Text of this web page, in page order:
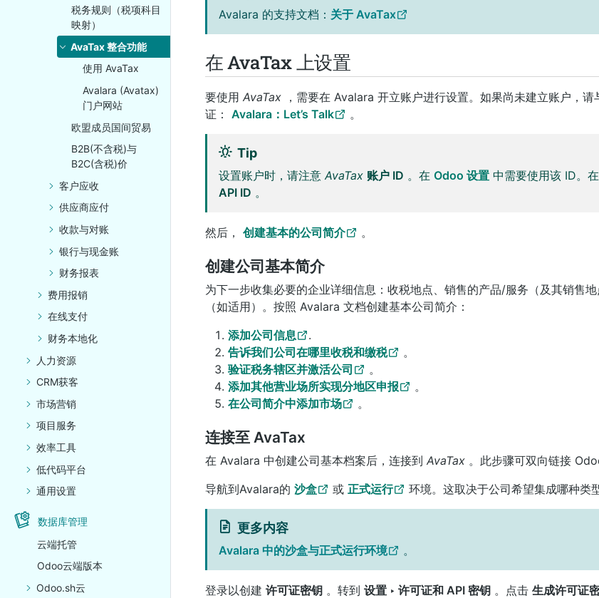
税务规则（税项科目
映射）
AvaTax 整合功能
使用 AvaTax
Avalara (Avatax)
门户网站
欧盟成员国间贸易
B2B(不含税)与
B2C(含税)价
客户应收
供应商应付
收款与对账
银行与现金账
财务报表
费用报销
在线支付
财务本地化
人力资源
CRM获客
市场营销
项目服务
效率工具
低代码平台
通用设置
数据库管理
云端托管
Odoo云端版本
Odoo.sh云
Avalara 的支持文档： 关于 AvaTax
在 AvaTax 上设置
要使用 AvaTax ，需要在 Avalara 开立账户进行设置。如果尚未建立账户，
证： Avalara：Let’s Talk 。
Tip
设置账户时，请注意 AvaTax 账户 ID 。在 Odoo 设置 中需要使用该 ID。
API ID 。
然后， 创建基本的公司简介 。
创建公司基本简介
为下一步收集必要的企业详细信息：收税地点、销售的产品/服务（及其销售
（如适用）。按照 Avalara 文档创建基本公司简介：
添加公司信息
.
告诉我们公司在哪里收税和缴税
。
验证税务辖区并激活公司
。
添加其他营业场所实现分地区申报
。
在公司简介中添加市场
。
连接至 AvaTax
在 Avalara 中创建公司基本档案后，连接到 AvaTax 。此步骤可双向链接
导航到Avalara的 沙盒 或 正式运行 环境。这取决于公司希望集成哪种类
更多内容
Avalara 中的沙盒与正式运行环境 。
登录以创建 许可证密钥 。转到 设置 ‣ 许可证和 API 密钥 。点击 生成许可证